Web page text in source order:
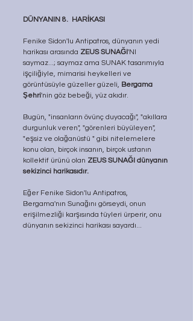
DÜNYANIN 8.  HARİKASI
Fenike Sidon'lu Antipatros, dünyanın yedi
harikası arasında ZEUS SUNAĞI 'NI
saymaz...; saymaz ama SUNAK tasarımıyla
işçiliğiyle, mima­risi heykelleri ve
görüntüsüyle güzeller güzeli, Bergama
Şehri'nin göz bebeği, yüz akıdır.
Bugün, "insanların övünç duyacağı", "akıllara
durgunluk veren", "görenleri büyüleyen",
"eşsiz ve olağanüstü " gibi nitelemelere
konu olan, birçok insanın, birçok ustanın
kollektif ürünü olan ZEUS SUNAĞI dünyanın
sekizinci harikasıdır.
Eğer Fenike Sidon'lu Antipatros,
Bergama'nın Sunağını görseydi, onun
erişilmezliği karşısında tüyleri ürperir, onu
dünyanın sekizinci hari­kası sayardı...